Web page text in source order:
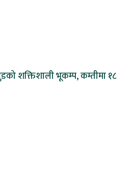
शक्तिशाली भूकम्प, कम्तीमा १८